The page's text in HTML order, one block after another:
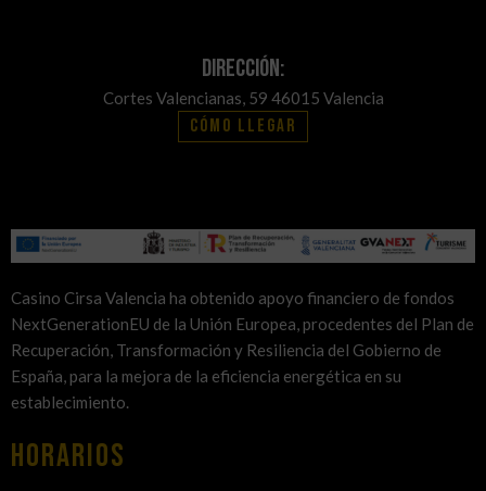
Dirección:
Cortes Valencianas, 59 46015 Valencia
Cómo llegar
Casino Cirsa Valencia ha obtenido apoyo financiero de fondos
NextGenerationEU de la Unión Europea, procedentes del Plan de
Recuperación, Transformación y Resiliencia del Gobierno de
España, para la mejora de la eficiencia energética en su
establecimiento.
HORARIOS